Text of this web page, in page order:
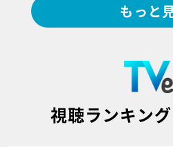
もっと
視聴ランキング